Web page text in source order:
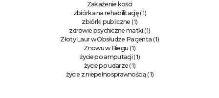
Zakażenie kości
zbiórka na rehabilitację(1)
zbiórki publiczne (1)
zdrowie psychiczne matki (1)
Złoty Laur w Obsłudze Pacjenta (1)
Znowu w Biegu (1)
życie po amputacji (1)
życie po udarze (1)
życie z niepełnosprawnością(1)